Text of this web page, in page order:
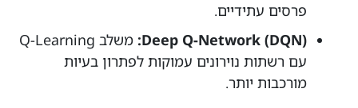
פרסים עתידיים.
Deep Q-Network (DQN):
משלב Q-Learning
עם רשתות נוירונים עמוקות לפתרון בעיות
מורכבות יותר.